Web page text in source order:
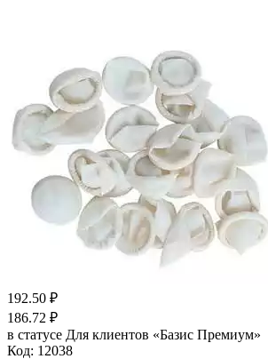
192.50 ₽
186.72 ₽
в статусе Для клиентов «Базис Премиум»
Код: 12038